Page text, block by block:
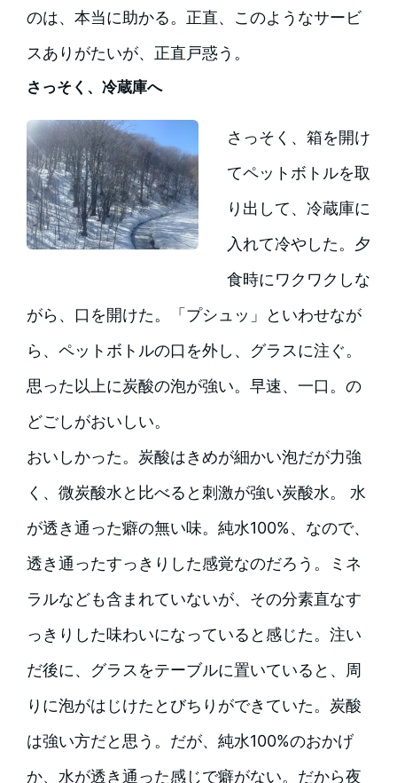
のは、本当に助かる。正直、このようなサービ
スありがたいが、正直戸惑う。
さっそく、冷蔵庫へ
さっそく、箱を開け
てペットボトルを取
り出して、冷蔵庫に
入れて冷やした。夕
食時にワクワクしな
がら、口を開けた。「プシュッ」といわせなが
ら、ペットボトルの口を外し、グラスに注ぐ。
思った以上に炭酸の泡が強い。早速、一口。の
どごしがおいしい。
おいしかった。炭酸はきめが細かい泡だが力強
く、微炭酸水と比べると刺激が強い炭酸水。 水
が透き通った癖の無い味。純水100%、なので、
透き通ったすっきりした感覚なのだろう。ミネ
ラルなども含まれていないが、その分素直なす
っきりした味わいになっていると感じた。注い
だ後に、グラスをテーブルに置いていると、周
りに泡がはじけたとびちりができていた。炭酸
は強い方だと思う。だが、純水100%のおかげ
か、水が透き通った感じで癖がない。だから夜